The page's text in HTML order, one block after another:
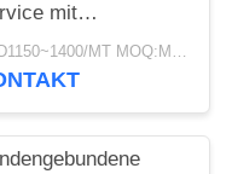
mit
und
USD1150~1400/MT MOQ:M.Ü. 50